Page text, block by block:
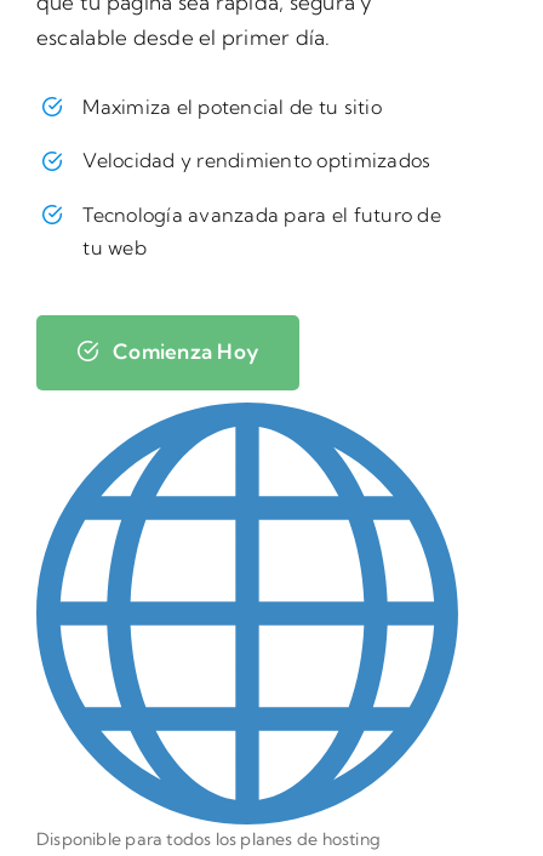
escalable desde el primer día.
Maximiza el potencial de tu sitio
Velocidad y rendimiento optimizados
Tecnología avanzada para el futuro de
tu web
Comienza Hoy
Disponible para todos los planes de hosting